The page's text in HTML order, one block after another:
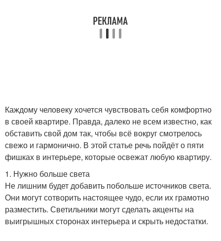
Каждому человеку хочется чувствовать себя комфортно
в своей квартире. Правда, далеко не всем известно, как
обставить свой дом так, чтобы всё вокруг смотрелось
свежо и гармонично. В этой статье речь пойдёт о пяти
фишках в интерьере, которые освежат любую квартиру.
1. Нужно больше света
Не лишним будет добавить побольше источников света.
Они могут сотворить настоящее чудо, если их грамотно
разместить. Светильники могут сделать акценты на
выигрышных сторонах интерьера и скрыть недостатки.